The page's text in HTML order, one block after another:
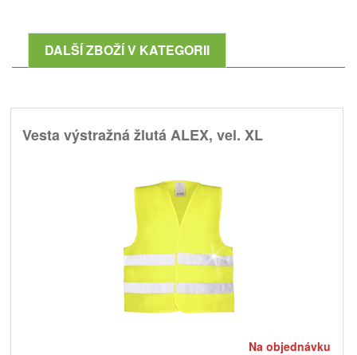
DALŠÍ ZBOŽÍ V KATEGORII
Vesta výstražná žlutá ALEX, vel. XL
Na objednávku